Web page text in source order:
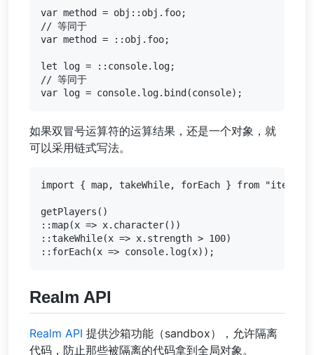
var method = obj::obj.foo;
// 等同于
var method = ::obj.foo;
let log = ::console.log;
// 等同于
如果双冒号运算符的运算结果，还是一个对象，就
可以采用链式写法。
import { map, takeWhile, forEach } from
getPlayers()
::map(x => x.character())
::takeWhile(x => x.strength > 100)
Realm API
Realm API 提供沙箱功能（sandbox），允许隔离
代码，防止那些被隔离的代码拿到全局对象。